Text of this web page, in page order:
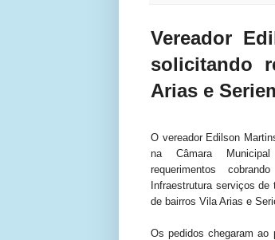
Vereador
solicitando
Arias e
O vereador Edilson
na Câmara
requerimentos
Infraestrutura serviços de
de bairros Vila Arias e
Os pedidos chegaram ao